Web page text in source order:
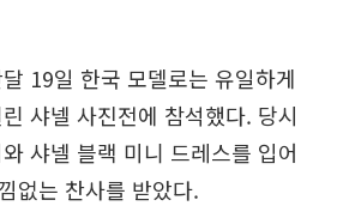
19일 한국 모델로는 유일하게
샤넬 사진전에 참석했다. 당시
샤넬 블랙 미니 드레스를 입어
없는 찬사를 받았다.